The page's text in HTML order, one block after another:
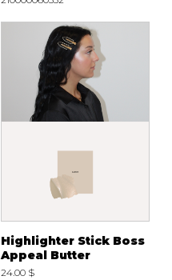
Highlighter Stick Boss
Appeal Butter
24.00 $